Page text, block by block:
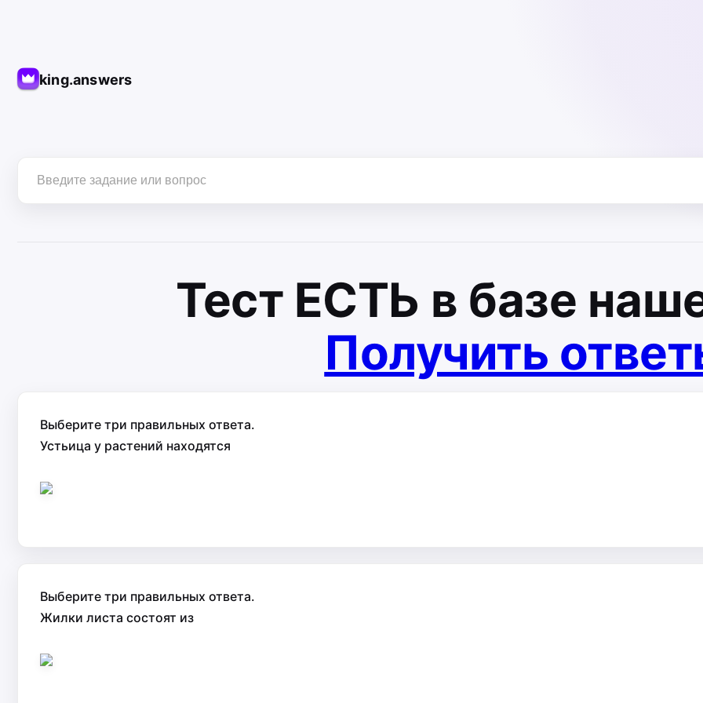
king.answers
Тест ЕСТЬ в базе
Получить
Выберите три правильных ответа.
Устьица у растений находятся
Выберите три правильных ответа.
Жилки листа состоят из